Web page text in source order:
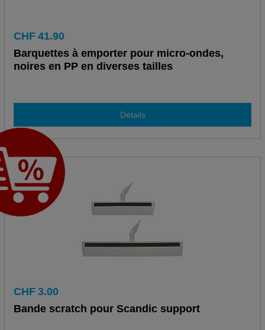
CHF 41.90
Barquettes à emporter pour micro-ondes,
noires en PP en diverses tailles
Détails
CHF 3.00
Bande scratch pour Scandic support